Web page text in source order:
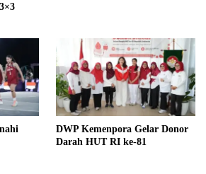
DWP Kemenpora Gelar Donor
Darah HUT RI ke-81